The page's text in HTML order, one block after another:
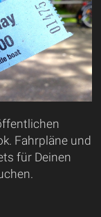
Fahrpläne und
für Deinen